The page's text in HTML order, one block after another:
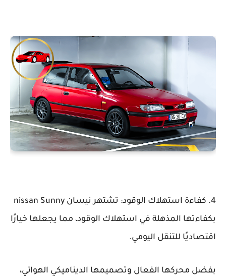
4. كفاءة استهلاك الوقود: تشتهر نيسان nissan Sunny
بكفاءتها المذهلة في استهلاك الوقود، مما يجعلها خيارًا
اقتصاديًا للتنقل اليومي.
بفضل محركها الفعال وتصميمها الديناميكي الهوائي،